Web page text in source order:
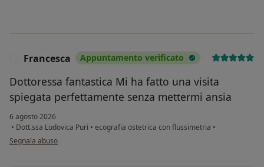
Francesca Appuntamento verificato
Dottoressa fantastica Mi ha fatto una visita
spiegata perfettamente senza mettermi ansia
6 agosto 2026
• Dott.ssa Ludovica Puri • ecografia ostetrica con flussimetria •
secondo l'opinione dell'utente Francesca
Segnala abuso